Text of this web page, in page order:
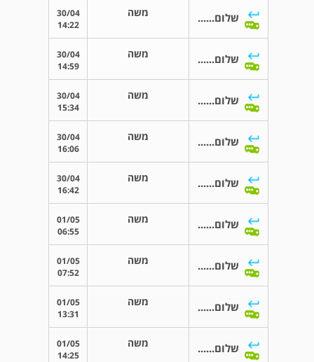
שלום...... משה
30/04
14:22
שלום...... משה
30/04
14:59
שלום...... משה
30/04
15:34
שלום...... משה
30/04
16:06
שלום...... משה
30/04
16:42
שלום...... משה
01/05
06:55
שלום...... משה
01/05
07:52
שלום...... משה
01/05
13:31
שלום...... משה
01/05
14:25